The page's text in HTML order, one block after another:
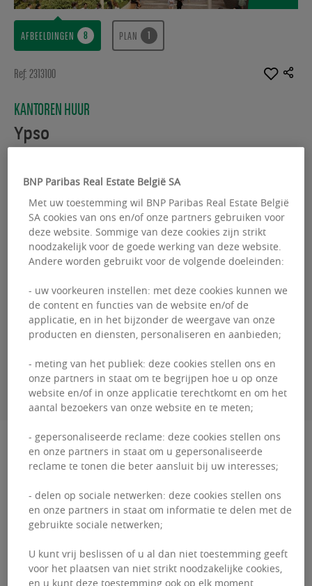
AFBEELDINGEN PLAN
Ref: 2313100
KANTOREN HUUR
Ypso
Beschikbare oppervlakte : 22394.00 m²
From : 769.00 m²
GuillaumeDEWAEL
+3226431035
CONTACTEER MIJ
Beschrijving
Brussels International Airport-kwartier en maakt
deel uit van een dynamische gemeenschap die
onderdak ...
YPSO
Lees meer
BNP Paribas Real Estate België SA
Met uw toestemming wil BNP Paribas Real Estate België
SA cookies van ons en/of onze partners gebruiken voor
deze website. Sommige van deze cookies zijn strikt
noodzakelijk voor de goede werking van deze website.
Andere worden gebruikt voor de volgende doeleinden:
- uw voorkeuren instellen: met deze cookies kunnen we
de content en functies van de website en/of de
applicatie, en in het bijzonder de weergave van onze
producten en diensten, personaliseren en aanbieden;
- meting van het publiek: deze cookies stellen ons en
onze partners in staat om te begrijpen hoe u op onze
website en/of in onze applicatie terechtkomt en om het
aantal bezoekers van onze website en te meten;
- gepersonaliseerde reclame: deze cookies stellen ons
en onze partners in staat om u gepersonaliseerde
reclame te tonen die beter aansluit bij uw interesses;
- delen op sociale netwerken: deze cookies stellen ons
en onze partners in staat om informatie te delen met de
gebruikte sociale netwerken;
U kunt vrij beslissen of u al dan niet toestemming geeft
voor het plaatsen van niet strikt noodzakelijke cookies,
en u kunt deze toestemming ook op elk moment